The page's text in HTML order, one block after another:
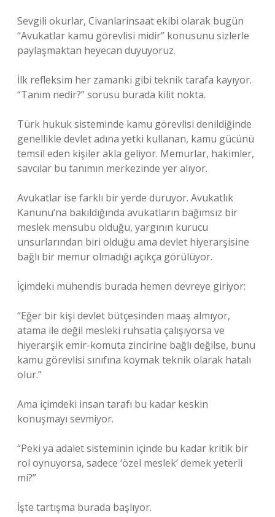
Sevgili okurlar, Civanlarinsaat ekibi olarak bugün
“Avukatlar kamu görevlisi midir” konusunu sizlerle
paylaşmaktan heyecan duyuyoruz.
İlk refleksim her zamanki gibi teknik tarafa kayıyor.
“Tanım nedir?” sorusu burada kilit nokta.
Türk hukuk sisteminde kamu görevlisi denildiğinde
genellikle devlet adına yetki kullanan, kamu gücünü
temsil eden kişiler akla geliyor. Memurlar, hakimler,
savcılar bu tanımın merkezinde yer alıyor.
Avukatlar ise farklı bir yerde duruyor. Avukatlık
Kanunu’na bakıldığında avukatların bağımsız bir
meslek mensubu olduğu, yargının kurucu
unsurlarından biri olduğu ama devlet hiyerarşisine
bağlı bir memur olmadığı açıkça görülüyor.
İçimdeki mühendis burada hemen devreye giriyor:
“Eğer bir kişi devlet bütçesinden maaş almıyor,
atama ile değil mesleki ruhsatla çalışıyorsa ve
hiyerarşik emir-komuta zincirine bağlı değilse, bunu
kamu görevlisi sınıfına koymak teknik olarak hatalı
olur.”
Ama içimdeki insan tarafı bu kadar keskin
konuşmayı sevmiyor.
“Peki ya adalet sisteminin içinde bu kadar kritik bir
rol oynuyorsa, sadece ‘özel meslek’ demek yeterli
mi?”
İşte tartışma burada başlıyor.